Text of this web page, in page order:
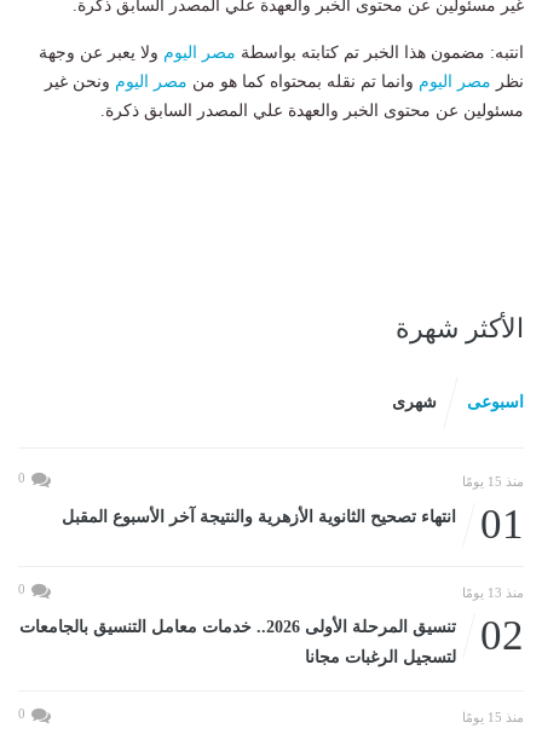
غير مسئولين عن محتوى الخبر والعهدة علي المصدر السابق ذكرة.
انتبه: مضمون هذا الخبر تم كتابته بواسطة مصر اليوم ولا يعبر عن وجهة
نظر مصر اليوم وانما تم نقله بمحتواه كما هو من مصر اليوم ونحن غير
مسئولين عن محتوى الخبر والعهدة علي المصدر السابق ذكرة.
الأكثر شهرة
اسبوعى شهرى
منذ 15 يومًا 0
01 انتهاء تصحيح الثانوية الأزهرية والنتيجة آخر الأسبوع المقبل
منذ 13 يومًا 0
02
تنسيق المرحلة الأولى 2026.. خدمات معامل التنسيق بالجامعات
لتسجيل الرغبات مجانا
منذ 15 يومًا 0